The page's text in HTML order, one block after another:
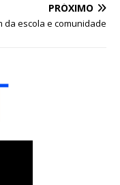
PRÓXIMO
escola e comunidade